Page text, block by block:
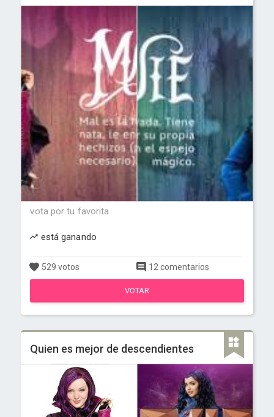
vota por tu favorita
está ganando
529 votos 12 comentarios
VOTAR
Quien es mejor de descendientes